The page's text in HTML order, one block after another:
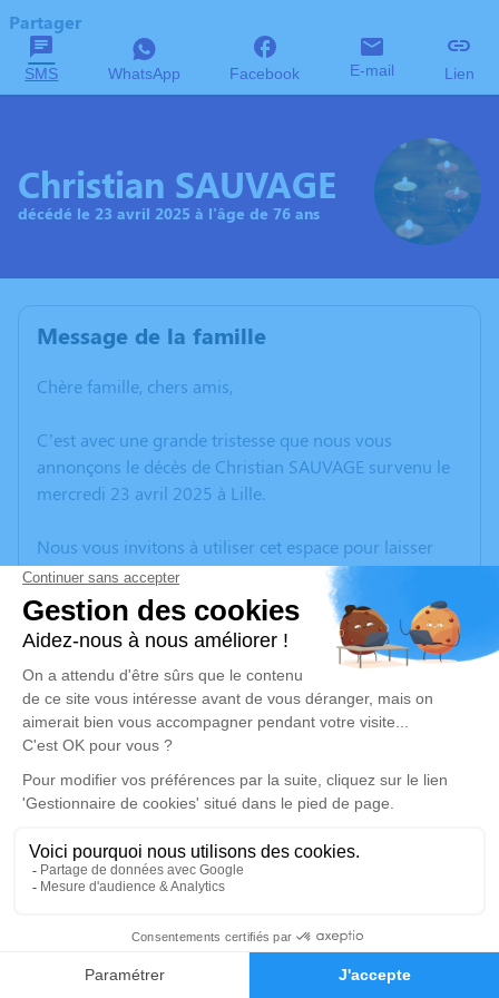
Faire-part Hommages
Partager
SMS WhatsApp Facebook E-mail Lien
Christian SAUVAGE
décédé le 23 avril 2025 à l'âge de 76 ans
Message de la famille
Chère famille, chers amis,
C’est avec une grande tristesse que nous vous
annonçons le décès de Christian SAUVAGE survenu le
mercredi 23 avril 2025 à Lille.
Nous vous invitons à utiliser cet espace pour laisser
vos condoléances, partager des photos souvenirs, une
anecdote ou exprimer vos pensées à travers des
poèmes ou des textes. Cet endroit est un lieu
d'expression dédié à honorer la mémoire de Christian
SAUVAGE.
Un service de plantation d’arbre hommage est
disponible ici.
Je rends hommage
Cérémonie religieuse
Eglise St Martin d'Hersin-Coupigny
62530 Hersin-Coupigny